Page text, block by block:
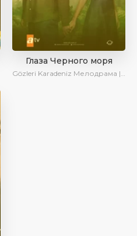
Глаза Черного моря
Gözleri Karadeniz Мелодрама | Драма | Новинки | Сериалы 2025